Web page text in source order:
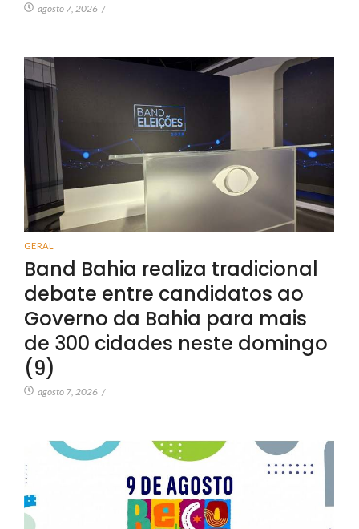
agosto 7, 2026 /
GERAL
Band Bahia realiza tradicional
debate entre candidatos ao
Governo da Bahia para mais
de 300 cidades neste domingo
(9)
agosto 7, 2026 /